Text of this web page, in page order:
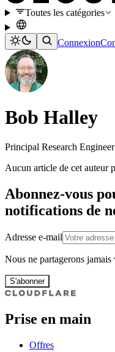
Toutes les catégories
Connexion
Bob Halley
Principal Research Engineer
Aucun article de cet auteur
Abonnez-vous
notifications de
Adresse e-mail
Nous ne partagerons jamais
S'abonner
Prise en main
Offres